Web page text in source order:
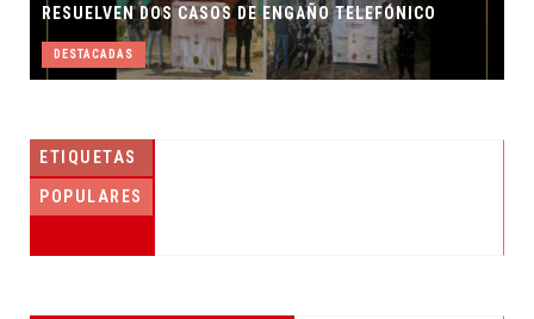
RESUELVEN DOS CASOS DE ENGAÑO TELEFÓNICO
DESTACADAS
ETIQUETAS
POPULARES